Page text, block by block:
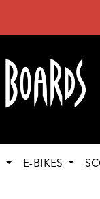
E-BIKES